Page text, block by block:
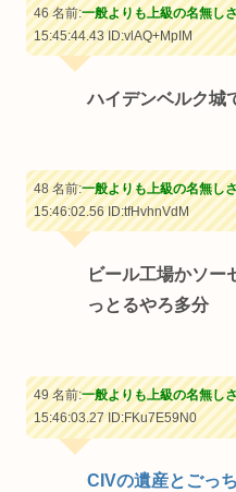
46 名前:一般よりも上級の名無し
15:45:44.43ID:vlAQ+MpIM
ハイデンベルク城
48 名前:一般よりも上級の名無し
15:46:02.56ID:tfHvhnVdM
ビール工場かソー
っとるやろ多分
49 名前:一般よりも上級の名無し
15:46:03.27ID:FKu7E59N0
CIVの遺産とごっ